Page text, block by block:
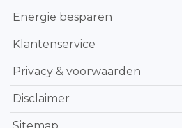
Energie besparen
Klantenservice
Privacy & voorwaarden
Disclaimer